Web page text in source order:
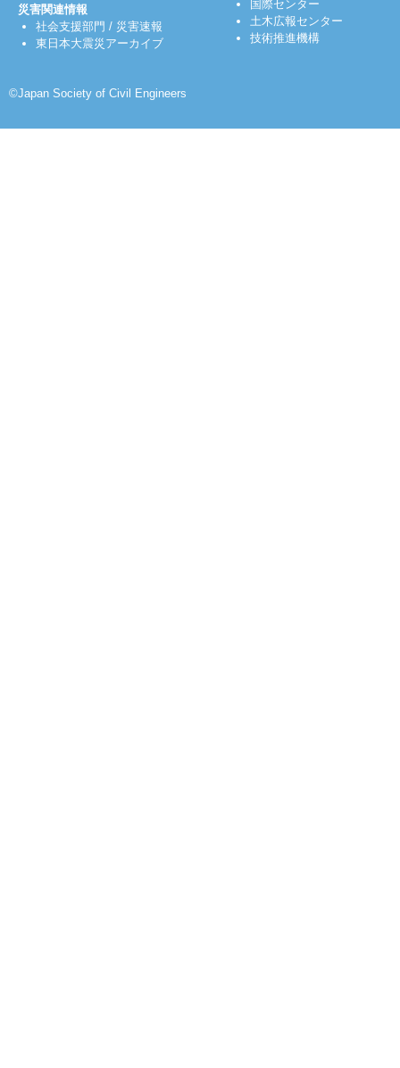
災害関連情報
社会支援部門 / 災害速報
東日本大震災アーカイブ
国際センター
土木広報センター
技術推進機構
©Japan Society of Civil Engineers